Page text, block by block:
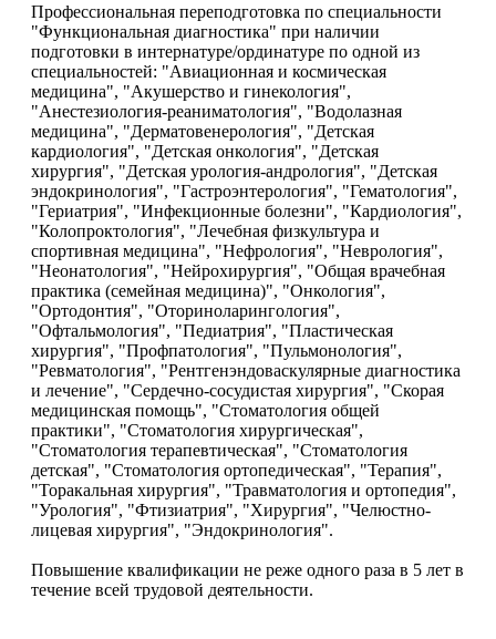
Профессиональная переподготовка по специальности
"Функциональная диагностика" при наличии
подготовки в интернатуре/ординатуре по одной из
специальностей: "Авиационная и космическая
медицина", "Акушерство и гинекология",
"Анестезиология-реаниматология", "Водолазная
медицина", "Дерматовенерология", "Детская
кардиология", "Детская онкология", "Детская
хирургия", "Детская урология-андрология", "Детская
эндокринология", "Гастроэнтерология", "Гематология",
"Гериатрия", "Инфекционные болезни", "Кардиология",
"Колопроктология", "Лечебная физкультура и
спортивная медицина", "Нефрология", "Неврология",
"Неонатология", "Нейрохирургия", "Общая врачебная
практика (семейная медицина)", "Онкология",
"Ортодонтия", "Оториноларингология",
"Офтальмология", "Педиатрия", "Пластическая
хирургия", "Профпатология", "Пульмонология",
"Ревматология", "Рентгенэндоваскулярные диагностика
и лечение", "Сердечно-сосудистая хирургия", "Скорая
медицинская помощь", "Стоматология общей
практики", "Стоматология хирургическая",
"Стоматология терапевтическая", "Стоматология
детская", "Стоматология ортопедическая", "Терапия",
"Торакальная хирургия", "Травматология и ортопедия",
"Урология", "Фтизиатрия", "Хирургия", "Челюстно-
лицевая хирургия", "Эндокринология".
Повышение квалификации не реже одного раза в 5 лет в
течение всей трудовой деятельности.